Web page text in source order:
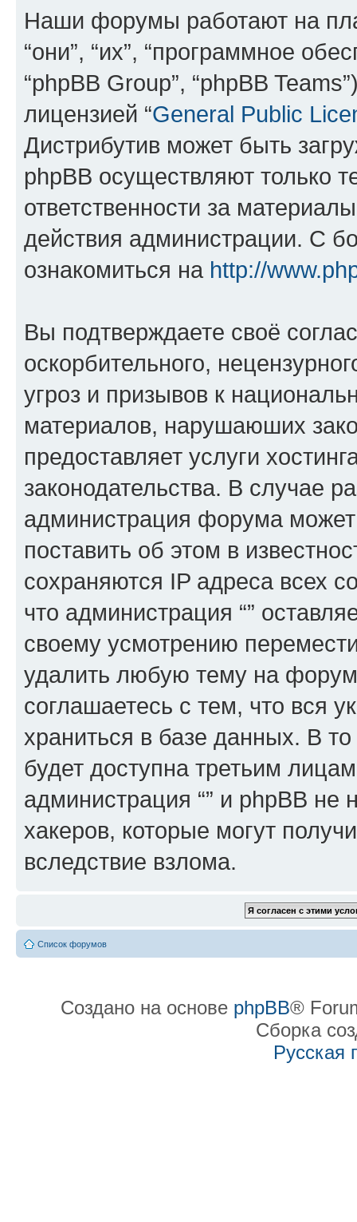
Наши форумы работают на
“они”, “их”, “программное
“phpBB Group”, “phpBB
лицензией “General Public
Дистрибутив может быть
phpBB осуществляют только
ответственности за
действия администрации. С
ознакомиться на http://
Вы подтверждаете своё
оскорбительного,
угроз и призывов к
материалов, нарушаюших
предоставляет услуги
законодательства. В случае
администрация форума
поставить об этом в
сохраняются IP адреса всех
что администрация “”
своему усмотрению
удалить любую тему на
соглашаетесь с тем, что вся
храниться в базе данных. В
будет доступна третьим
администрация “” и phpBB не
хакеров, которые могут
вследствие взлома.
Список форумов
Создано на основе phpBB®
Сборка
Русская